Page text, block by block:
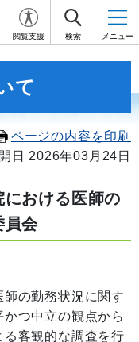
閲覧支援 検索 メニュー
て
ページの内容を印刷
日 2026年03月24日
おける医師の
員会
の勤務状況に関す
つ中立の観点から
客観的な調査を行